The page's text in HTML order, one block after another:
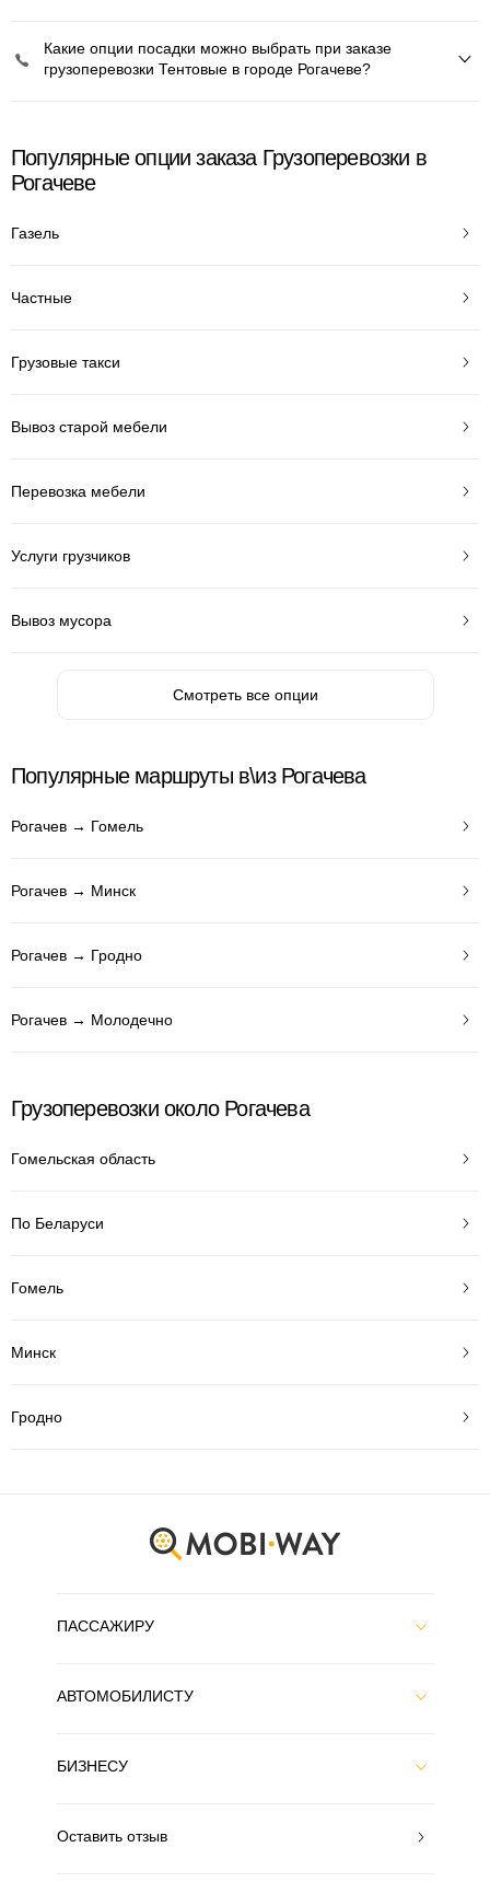
Какие опции посадки можно выбрать при заказе
грузоперевозки Тентовые в городе Рогачеве?
Популярные опции заказа Грузоперевозки в
Рогачеве
Газель
Частные
Грузовые такси
Вывоз старой мебели
Перевозка мебели
Услуги грузчиков
Вывоз мусора
Смотреть все опции
Популярные маршруты в\из Рогачева
Рогачев → Гомель
Рогачев → Минск
Рогачев → Гродно
Рогачев → Молодечно
Грузоперевозки около Рогачева
Гомельская область
По Беларуси
Гомель
Минск
Гродно
ПАССАЖИРУ
АВТОМОБИЛИСТУ
БИЗНЕСУ
Оставить отзыв